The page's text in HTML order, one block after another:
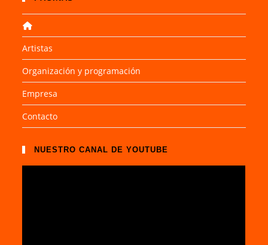
Artistas
Organización y programación
Empresa
Contacto
NUESTRO CANAL DE YOUTUBE